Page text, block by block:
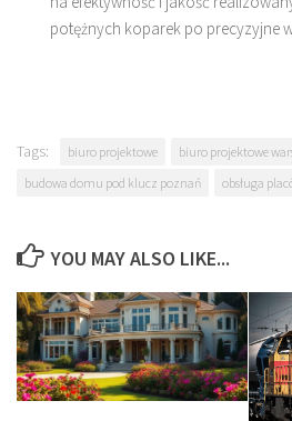
potężnych koparek po precyzyjne
Tags: biuro projektowe
biuro projektowe
budowa domu pod klucz poznań
obsługa
YOU MAY ALSO LIKE...